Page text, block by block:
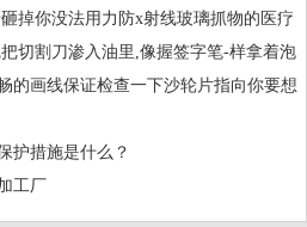
掉你没法用力防x射线玻璃抓物的医疗
切割刀渗入油里,像握签字笔-样拿着泡
的画线保证检查一下沙轮片指向你要想
护措施是什么？
工厂